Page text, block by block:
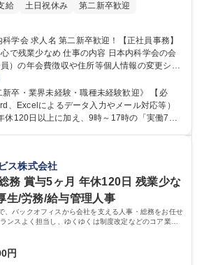
給 土日祝休み 第二新卒歓迎
【正社員事務】
の内容 日本内科学会の会
）の年会費徴収や住所等個人情報の変更シス
お任せします。将来的には、各種委員会の運
いただきます。 【会員管理・データ
住所変更、個人情報のシステム登録・更新
ータの照合確認 【問い合わせ対応】 ・会員
で残業少なめ
卒・業界未経験・職種未経験歓迎》 【必
、Excelによるデータ入力やメール対応等）
学院 大学 語学
ス株式会社
務 賞与5ヶ月 年休120日 残業少な
生/労務/給与管理人事
、バックオフィスから会社を支える人事・総務をお任せ
ンスよく担当し、ゆくゆくは制度改定などのコア業務
境です。
円